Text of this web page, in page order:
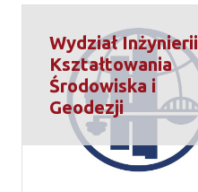
Wydział Inżynierii
Kształtowania
Środowiska i
Geodezji